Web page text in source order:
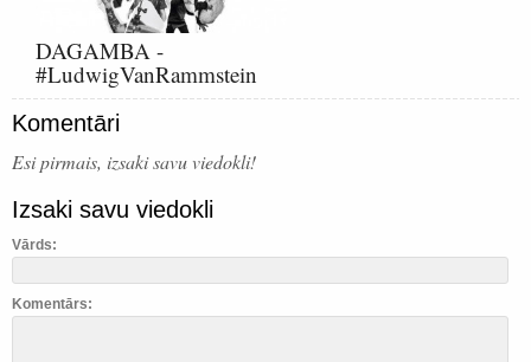
DAGAMBA -
#LudwigVanRammstein
Komentāri
Esi pirmais, izsaki savu viedokli!
Izsaki savu viedokli
Vārds:
Komentārs: